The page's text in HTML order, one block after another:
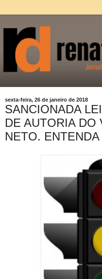
sexta-feira, 26 de janeiro de 2018
SANCIONADA
DE AUTORIA DO
NETO. ENTENDA